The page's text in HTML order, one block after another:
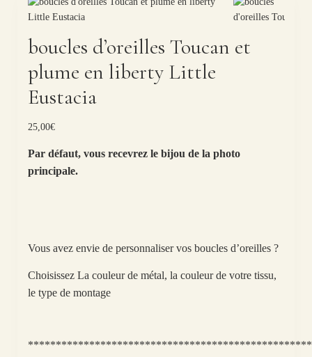
boucles d’oreilles Toucan et
plume en liberty Little
Eustacia
25,00€
Par défaut, vous recevrez le bijou de la photo
principale.
Vous avez envie de personnaliser vos boucles d’oreilles ?
Choisissez La couleur de métal, la couleur de votre tissu,
le type de montage